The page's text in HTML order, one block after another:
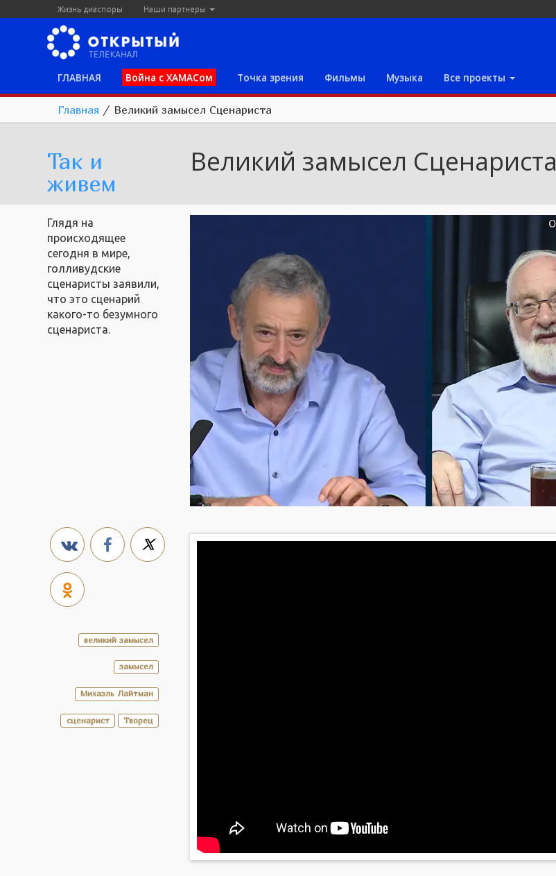
Жизнь диаспоры Наши партнеры
ГЛАВНАЯ Война с ХАМАСом Точка зрения Фильмы Музыка Все проекты
Главная / Великий замысел Сценариста
Так и
живем
Великий замысел Сценариста
Глядя на
происходящее
сегодня в мире,
голливудские
сценаристы заявили,
что это сценарий
какого-то безумного
сценариста.
великий замысел
замысел
Михаэль Лайтман
сценарист Творец